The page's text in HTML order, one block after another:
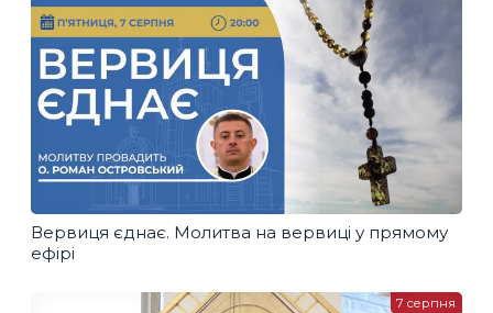
Вервиця єднає. Молитва на вервиці у прямому
ефірі
7 серпня